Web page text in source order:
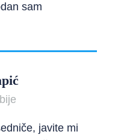
sam
javite mi